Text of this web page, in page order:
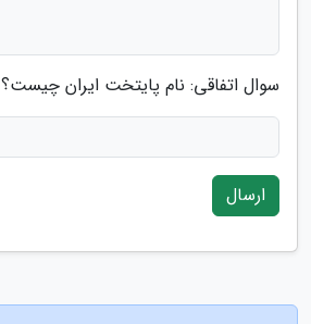
سوال اتفاقی: نام پایتخت ایران چیست؟
ارسال